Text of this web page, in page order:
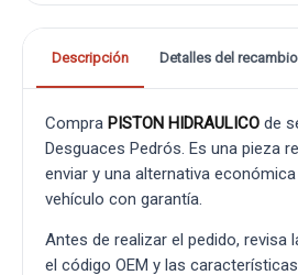
Descripción Detalles del recambio
Compra PISTON HIDRAULICO de
Desguaces Pedrós. Es una pieza
enviar y una alternativa
vehículo con garantía.
Antes de realizar el pedido, revisa
el código OEM y las